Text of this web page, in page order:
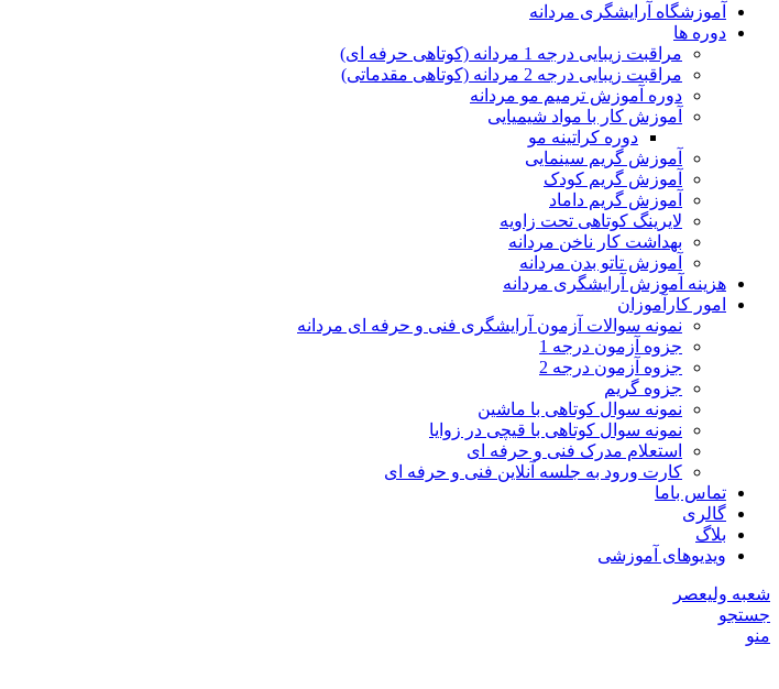
آموزشگاه آرایشگری مردانه
دوره ها
مراقبت زیبایی درجه 1 مردانه (کوتاهی حرفه ای)
مراقبت زیبایی درجه 2 مردانه (کوتاهی مقدماتی)
دوره آموزش ترمیم مو مردانه
آموزش کار با مواد شیمیایی
دوره کراتینه مو
آموزش گریم سینمایی
آموزش گریم کودک
آموزش گریم داماد
لایرینگ کوتاهی تحت زاویه
بهداشت کار ناخن مردانه
آموزش تاتو بدن مردانه
هزینه آموزش آرایشگری مردانه
امور کارآموزان
نمونه سوالات آزمون آرایشگری فنی و حرفه ای مردانه
جزوه آزمون درجه 1
جزوه آزمون درجه 2
جزوه گریم
نمونه سوال کوتاهی با ماشین
نمونه سوال کوتاهی با قیچی در زوایا
استعلام مدرک فنی و حرفه ای
کارت ورود به جلسه آنلاین فنی و حرفه ای
تماس باما
گالری
بلاگ
ویدیوهای آموزشی
شعبه ولیعصر
جستجو
منو